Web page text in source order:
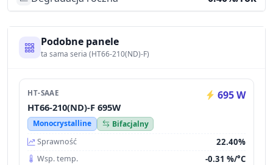
Podobne panele
ta sama seria (HT66-210(ND)-F)
HT-SAAE 695 W
HT66-210(ND)-F 695W
Monocrystalline
Bifacjalny
Sprawność
22.40%
Wsp. temp. -0.31 %/°C